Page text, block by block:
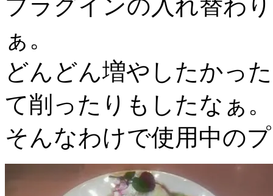
プラグインの入れ替わ
ぁ。
どんどん増やしたかっ
て削ったりもしたなぁ。
そんなわけで使用中の